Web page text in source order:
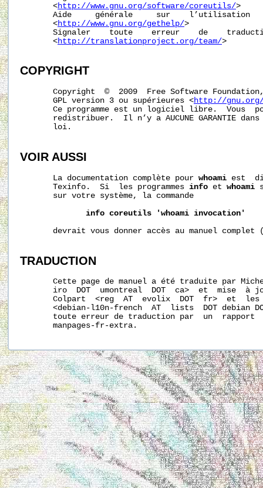
       <
http://www.gnu.org/software/coreutils/>
Aide     générale     sur    l’utilisation
       <
http://www.gnu.org/gethelp/>
Signaler    toute    erreur    de
       <
http://translationproject.org/team/>
COPYRIGHT
Copyright  ©  2009  Free Software
       GPL version 3 ou supérieures <
http://
Ce programme est un logiciel libre.  Vous
redistribuer.  Il n’y a AUCUNE GARANTIE
       loi.
VOIR AUSSI
       La documentation complète pour
whoami est
       Texinfo.  Si  les programmes
info et whoami
       sur votre système, la commande
info coreutils 'whoami invocation'
devrait vous donner accès au manuel complet
TRADUCTION
Cette page de manuel a été traduite par
iro  DOT  umontreal  DOT  ca>  et  mise  à
Colpart  <reg  AT  evolix  DOT  fr>  et
<debian-l10n-french  AT  lists  DOT debian
toute erreur de traduction par  un  rapport